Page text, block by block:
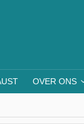
OVER ONS